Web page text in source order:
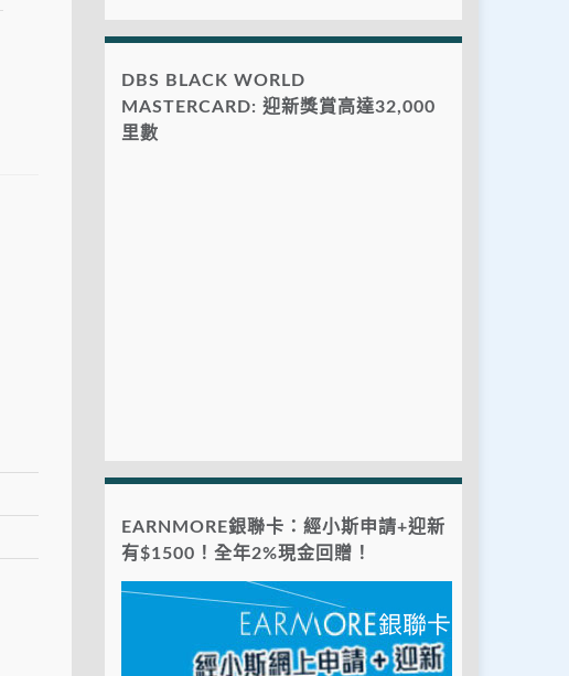
DBS BLACK WORLD
MASTERCARD: 迎新獎賞高達32,000
里數
EARNMORE銀聯卡：經小斯申請+迎新
有$1500！全年2%現金回贈！